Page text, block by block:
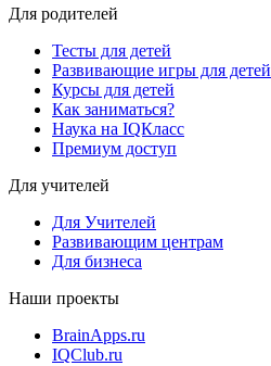
Для родителей
Тесты для детей
Развивающие игры для детей
Курсы для детей
Как заниматься?
Наука на IQКласс
Премиум доступ
Для учителей
Для Учителей
Развивающим центрам
Для бизнеса
Наши проекты
BrainApps.ru
IQClub.ru